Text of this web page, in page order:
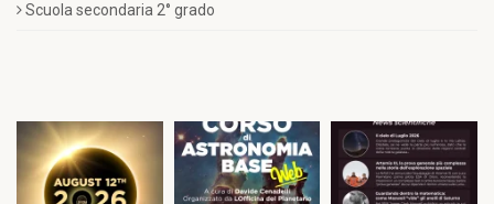
Scuola secondaria 2° grado